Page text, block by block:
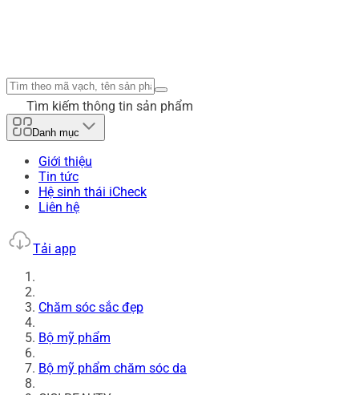
Tìm kiếm thông tin sản phẩm
Danh mục
Giới thiệu
Tin tức
Hệ sinh thái iCheck
Liên hệ
Tải app
Chăm sóc sắc đẹp
Bộ mỹ phẩm
Bộ mỹ phẩm chăm sóc da